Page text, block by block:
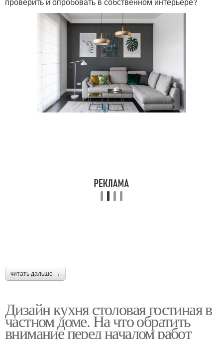
читать дальше →
Дизайн кухня столовая гостиная в
частном доме. На что обратить
внимание перед началом работ